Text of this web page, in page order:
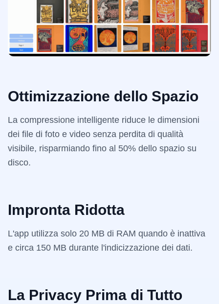
Ottimizzazione dello Spazio
La compressione intelligente riduce le dimensioni
dei file di foto e video senza perdita di qualità
visibile, risparmiando fino al 50% dello spazio su
disco.
Impronta Ridotta
L'app utilizza solo 20 MB di RAM quando è inattiva
e circa 150 MB durante l'indicizzazione dei dati.
La Privacy Prima di Tutto